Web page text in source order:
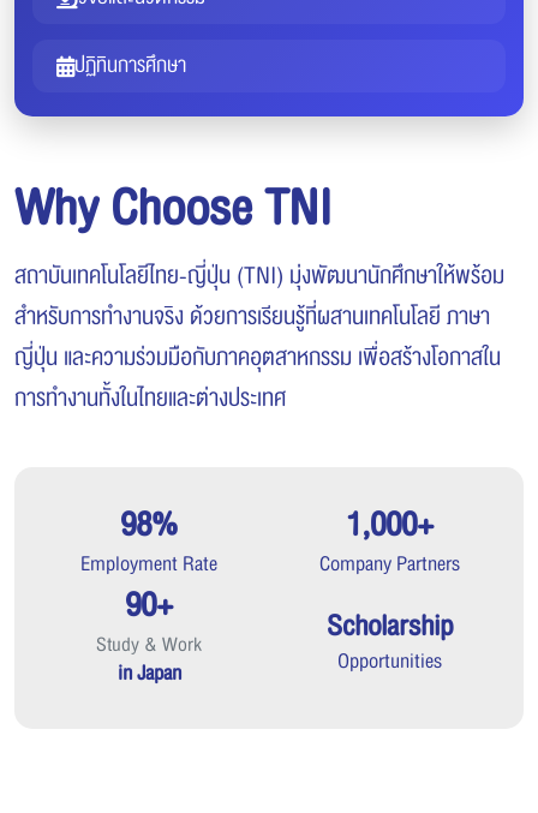
ปฏิทินการศึกษา
Why Choose TNI
สถาบันเทคโนโลยีไทย-ญี่ปุ่น (TNI) มุ่งพัฒนานักศึกษาให้พร้อม
สำหรับการทำงานจริง ด้วยการเรียนรู้ที่ผสานเทคโนโลยี ภาษา
ญี่ปุ่น และความร่วมมือกับภาคอุตสาหกรรม เพื่อสร้างโอกาสใน
การทำงานทั้งในไทยและต่างประเทศ
98%
Employment Rate
1,000+
Company Partners
90+
Study & Work
in Japan
Scholarship
Opportunities